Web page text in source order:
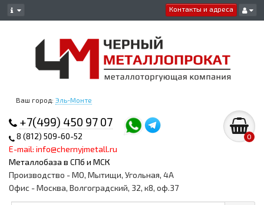
Контакты и адреса
Ваш город: Эль-Монте
+7(499) 450 97 07
8 (812) 509-60-52
E-mail: info@chernyjmetall.ru
Металлобаза в СПб и МСК
0
Производство - МО, Мытищи, Угольная, 4А
Офис - Москва, Волгоградский, 32, к8, оф.37